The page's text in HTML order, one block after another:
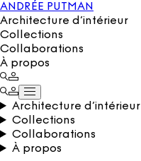
ANDRÉE PUTMAN
Architecture d’intérieur
Collections
Collaborations
À propos
Architecture d’intérieur
Collections
Collaborations
À propos